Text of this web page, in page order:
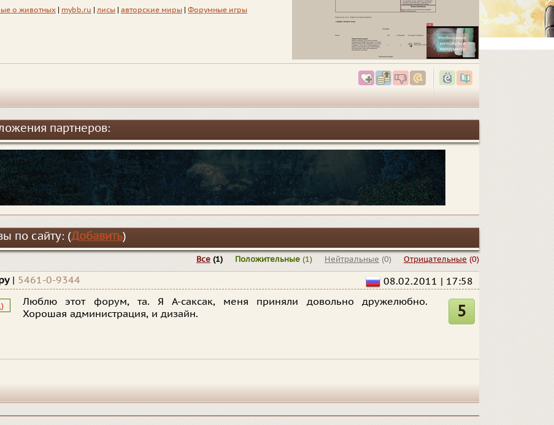
о животных mybb.ru лисы авторские миры Форумные игры
партнеров:
по сайту: (Добавить)
Отрицательные (0)
Нейтральные (0)
Положительные (1)
Все (1)
| 5461-0-9344 08.02.2011 | 17:58
)
Люблю этот форум, та. Я А-саксак, меня приняли довольно дружелюбно.
Хорошая администрация, и дизайн.
5